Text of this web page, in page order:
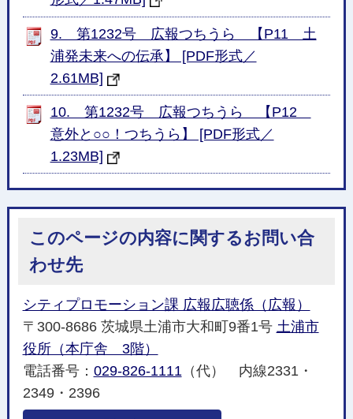
9. 第1232号 広報つちうら 【P11 土
浦発未来への伝承】 [PDF形式／
2.61MB]
10. 第1232号 広報つちうら 【P12
意外と○○！つちうら】 [PDF形式／
1.23MB]
このページの内容に関するお問い合
わせ先
シティプロモーション課 広報広聴係（広報）
〒300-8686 茨城県土浦市大和町9番1号 土浦市
役所（本庁舎 3階）
電話番号： 029-826-1111（代） 内線2331・
2349・2396